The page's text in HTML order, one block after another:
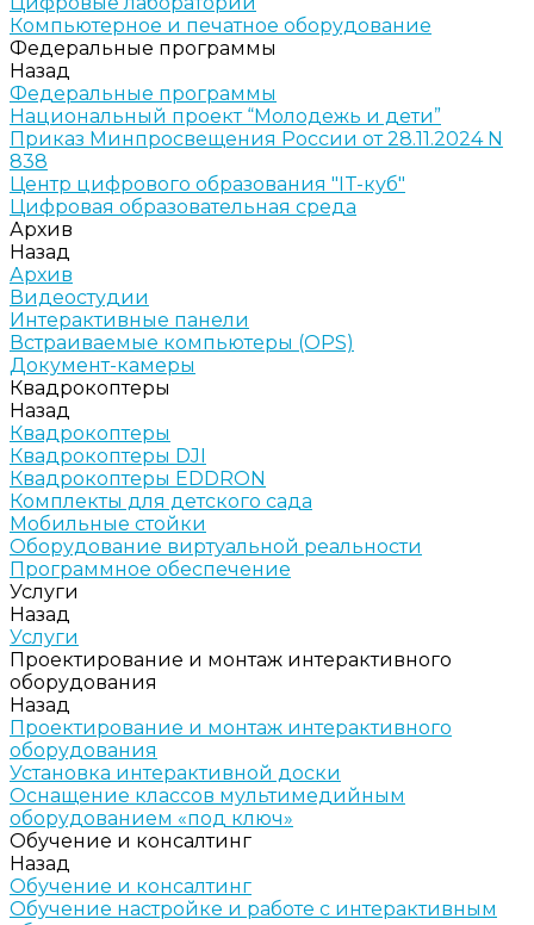
Компьютерное и печатное оборудование
Федеральные программы
Назад
Федеральные программы
Национальный проект “Молодежь и дети”
Приказ Минпросвещения России от 28.11.2024 N
838
Центр цифрового образования "IT-куб"
Цифровая образовательная среда
Архив
Назад
Архив
Видеостудии
Интерактивные панели
Встраиваемые компьютеры (OPS)
Документ-камеры
Квадрокоптеры
Назад
Квадрокоптеры
Квадрокоптеры DJI
Квадрокоптеры EDDRON
Комплекты для детского сада
Мобильные стойки
Оборудование виртуальной реальности
Программное обеспечение
Услуги
Назад
Услуги
Проектирование и монтаж интерактивного
оборудования
Назад
Проектирование и монтаж интерактивного
оборудования
Установка интерактивной доски
Оснащение классов мультимедийным
оборудованием «под ключ»
Обучение и консалтинг
Назад
Обучение и консалтинг
Обучение настройке и работе с интерактивным